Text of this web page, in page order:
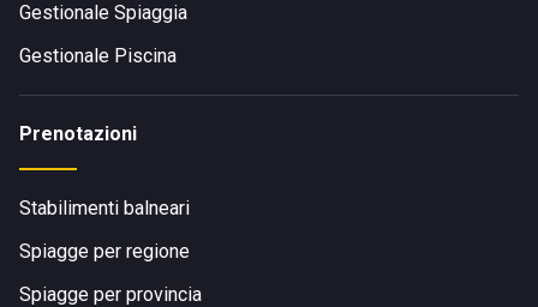
Gestionale Spiaggia
Gestionale Piscina
Prenotazioni
Stabilimenti balneari
Spiagge per regione
Spiagge per provincia